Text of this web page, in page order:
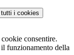
i cookies
consentire.
funzionamento della